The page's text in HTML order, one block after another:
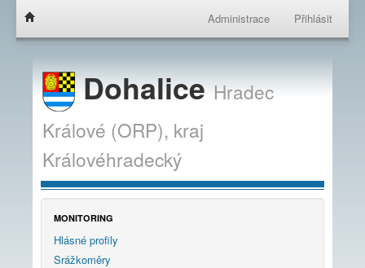
Administrace Přihlásit
DohaliceHradec
Králové (ORP), kraj
Královéhradecký
MONITORING
Hlásné profily
Srážkoměry